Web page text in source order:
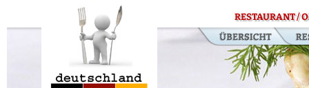
RESTAURANT /